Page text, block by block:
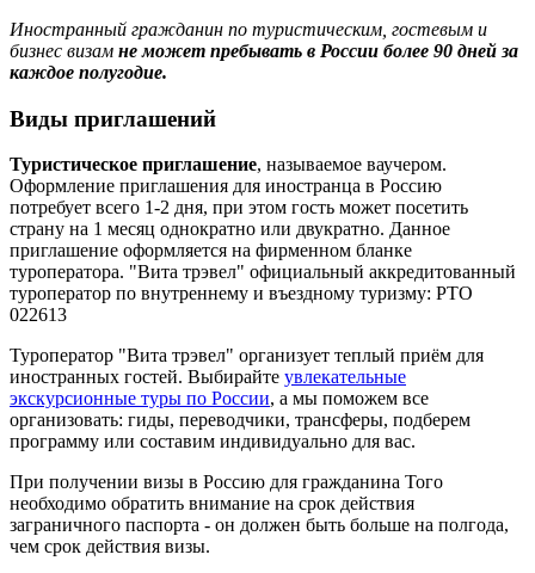
Иностранный гражданин по туристическим, гостевым и
бизнес визам не может пребывать в России более 90 дней за
каждое полугодие.
Виды приглашений
Туристическое приглашение, называемое ваучером.
Оформление приглашения для иностранца в Россию
потребует всего 1-2 дня, при этом гость может посетить
страну на 1 месяц однократно или двукратно. Данное
приглашение оформляется на фирменном бланке
туроператора. "Вита трэвел" официальный аккредитованный
туроператор по внутреннему и въездному туризму: РТО
022613
Туроператор "Вита трэвел" организует теплый приём для
иностранных гостей. Выбирайте увлекательные
экскурсионные туры по России, а мы поможем все
организовать: гиды, переводчики, трансферы, подберем
программу или составим индивидуально для вас.
При получении визы в Россию для гражданина Того
необходимо обратить внимание на срок действия
заграничного паспорта - он должен быть больше на полгода,
чем срок действия визы.